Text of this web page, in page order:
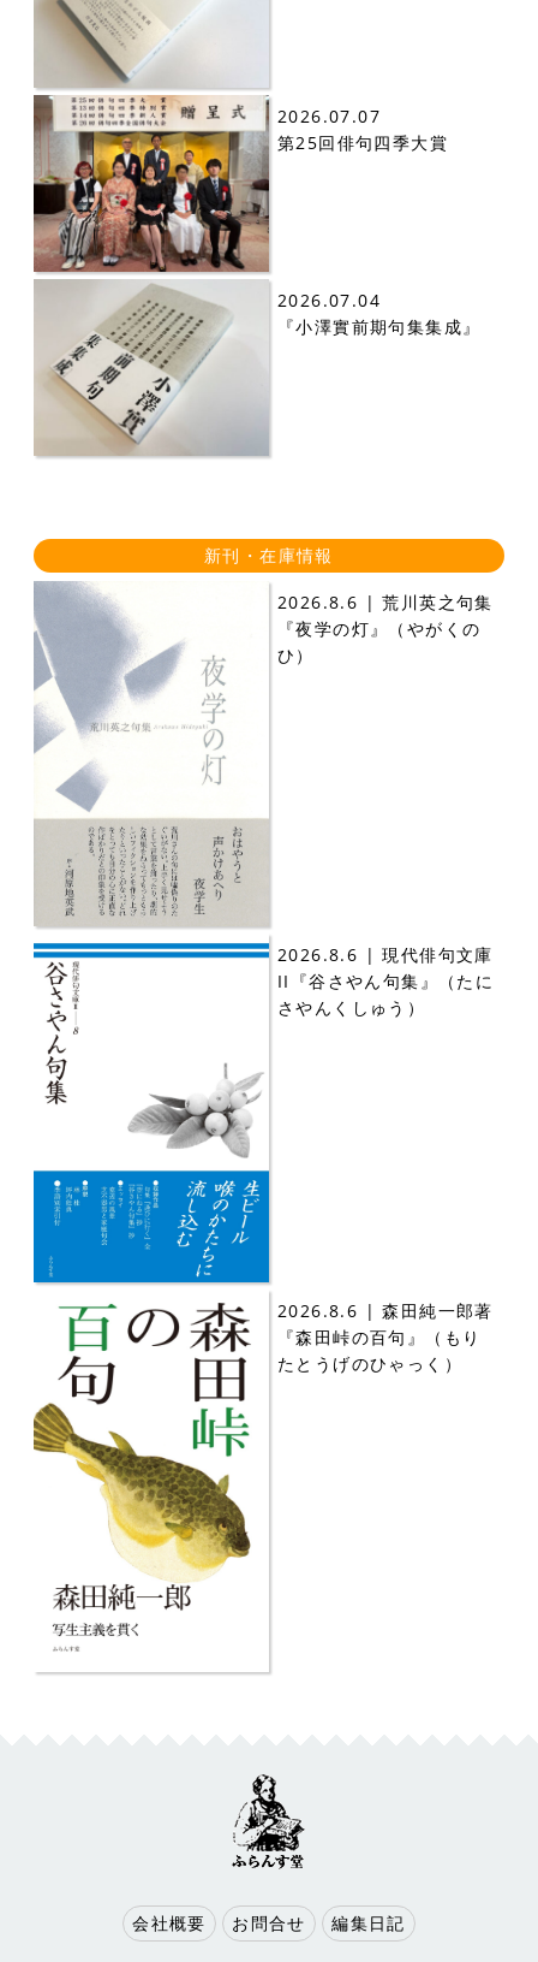
2026.07.07
第25回俳句四季大賞
2026.07.04
『小澤實前期句集集成』
新刊・在庫情報
2026.8.6 | 荒川英之句集
『夜学の灯』（やがくの
ひ）
2026.8.6 | 現代俳句文庫
II『谷さやん句集』（たに
さやんくしゅう）
2026.8.6 | 森田純一郎著
『森田峠の百句』（もり
たとうげのひゃっく）
会社概要 お問合せ 編集日記